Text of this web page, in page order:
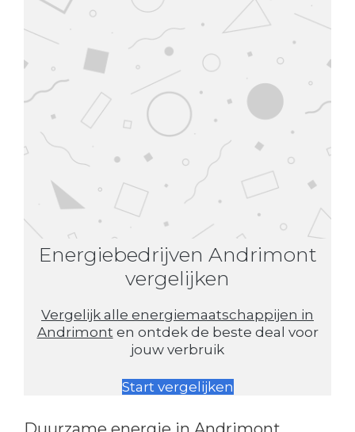
Energiebedrijven Andrimont
vergelijken
Vergelijk alle energiemaatschappijen in
Andrimont en ontdek de beste deal voor
jouw verbruik
Start vergelijken